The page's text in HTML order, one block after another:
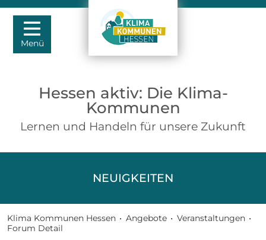
Menü
Hessen aktiv: Die Klima-
Kommunen
Lernen und Handeln für unsere Zukunft
NEUIGKEITEN
Klima Kommunen Hessen • Angebote • Veranstaltungen •
Forum Detail